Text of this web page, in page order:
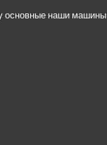
основные наши машины